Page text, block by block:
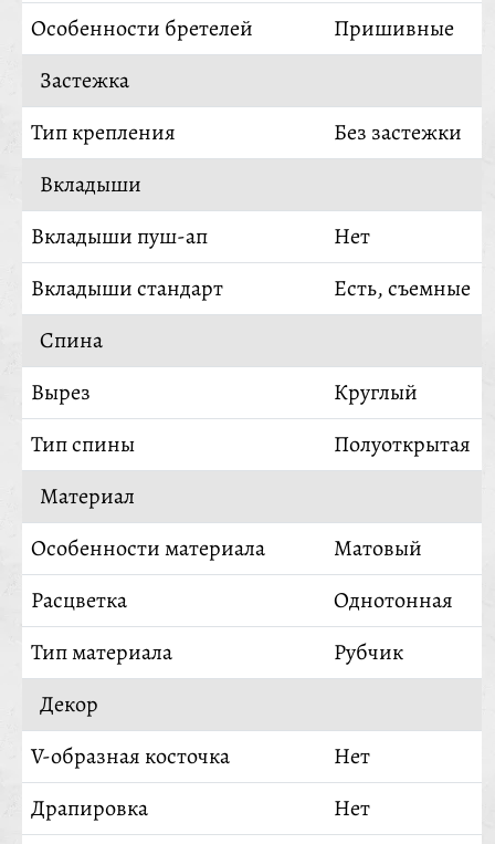
Особенности бретелей
Пришивные
Застежка
Тип крепления
Без застежки
Вкладыши
Вкладыши пуш-ап
Нет
Вкладыши стандарт
Есть, съемные
Спина
Вырез
Круглый
Тип спины
Полуоткрытая
Материал
Особенности материала
Матовый
Расцветка
Однотонная
Тип материала
Рубчик
Декор
V-образная косточка
Нет
Драпировка
Нет